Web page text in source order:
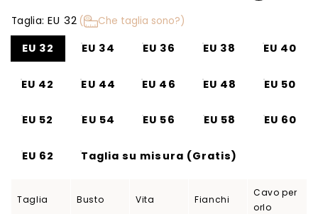
Taglia:EU 32 ( Che taglia sono?)
EU 32 EU 34 EU 36 EU 38 EU 40
EU 42 EU 44 EU 46 EU 48 EU 50
EU 52 EU 54 EU 56 EU 58 EU 60
EU 62 Taglia su misura (Gratis)
Taglia Busto Vita Fianchi
Cavo per
orlo